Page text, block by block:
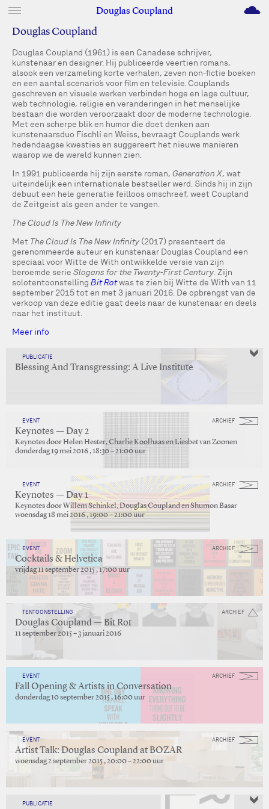
Douglas Coupland M
Douglas Coupland
Douglas Coupland (1961) is een Canadese schrijver,
kunstenaar en designer. Hij publiceerde veertien romans,
alsook een verzameling korte verhalen, zeven non-fictie boeken
en een aantal scenario’s voor film en televisie. Couplands
geschreven en visuele werken verbinden hoge en lage cultuur,
web technologie, religie en veranderingen in het menselijke
bestaan die worden veroorzaakt door de moderne technologie.
Met een scherpe blik en humor die doet denken aan
kunstenaarsduo Fischli en Weiss, bevraagt Couplands werk
hedendaagse kwesties en suggereert het nieuwe manieren
waarop we de wereld kunnen zien.
In 1991 publiceerde hij zijn eerste roman, Generation X, wat
uiteindelijk een internationale bestseller werd. Sinds hij in zijn
debuut een hele generatie feilloos omschreef, weet Coupland
de Zeitgeist als geen ander te vangen.
The Cloud Is The New Infinity
Met The Cloud Is The New Infinity (2017) presenteert de
gerenommeerde auteur en kunstenaar Douglas Coupland een
speciaal voor Witte de With ontwikkelde versie van zijn
beroemde serie Slogans for the Twenty-First Century . Zijn
solotentoonstelling Bit Rotwas te zien bij Witte de With van 11
september 2015 tot en met 3 januari 2016. De opbrengst van de
verkoop van deze editie gaat deels naar de kunstenaar en deels
naar het instituut.
Meer info
PUBLICATIE
Blessing And Transgressing: A Live Institute
ARCHIEF
EVENT
Keynotes — Day 2
Keynotes door Helen Hester, Charlie Koolhaas en Liesbet van Zoonen
donderdag 19 mei 2016 , 18:30 – 21:00 uur
ARCHIEF
EVENT
Keynotes — Day 1
Keynotes door Willem Schinkel, Douglas Coupland en Shumon Basar
woensdag 18 mei 2016 , 19:00 – 21:00 uur
ARCHIEF
EVENT
Cocktails & Helvetica
vrijdag 11 september 2015 , 17:00 uur
ARCHIEF
TENTOONSTELLING
Douglas Coupland — Bit Rot
11 september 2015 – 3 januari 2016
ARCHIEF
EVENT
Fall Opening & Artists in Conversation
donderdag 10 september 2015 , 16:00 uur
ARCHIEF
EVENT
Artist Talk: Douglas Coupland at BOZAR
woensdag 2 september 2015 , 20:00 – 22:00 uur
PUBLICATIE